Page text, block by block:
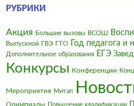
РУБРИКИ
Акция Большие вызовы ВСОШ
Выпускной ГВЭ ГТО Год педагога и
Дополнительное образования ЕГЭ
Конкурсы Конференции
Мероприятия Митап
Олимпиады Повышение квалификации